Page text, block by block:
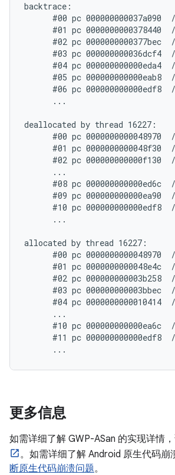
backtrace:
#00 pc 000000000037a090
#01 pc 0000000000378440
#02 pc 0000000000377bec
#03 pc 000000000036dcf4
#04 pc 000000000000eda4
#05 pc 000000000000eab8
#06 pc 000000000000edf8
      ...
deallocated by thread 16227:
#00 pc 0000000000048970
#01 pc 0000000000048f30
#02 pc 000000000000f130
      ...
#08 pc 000000000000ed6c
#09 pc 000000000000ea90
#10 pc 000000000000edf8
      ...
allocated by thread 16227:
#00 pc 0000000000048970
#01 pc 0000000000048e4c
#02 pc 000000000003b258
#03 pc 000000000003bbec
#04 pc 0000000000010414
      ...
#10 pc 000000000000ea6c
#11 pc 000000000000edf8
更多信息
如需详细了解 GWP-ASan 的实现详情
。如需详细了解 Android 原生代码崩
断原生代码崩溃问题。